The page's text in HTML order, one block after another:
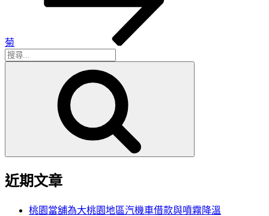
菊
搜
近期文章
桃園當舖為大桃園地區汽機車借款與噴霧降溫